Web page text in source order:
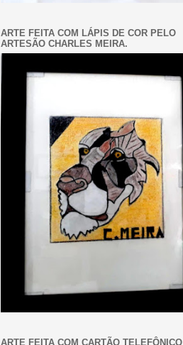
ARTE FEITA COM LÁPIS DE COR PELO
ARTESÃO CHARLES MEIRA.
ARTE FEITA COM CARTÃO TELEFÔNICO